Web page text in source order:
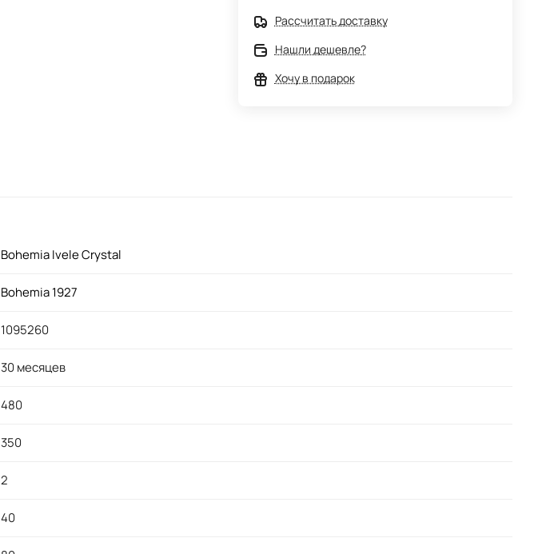
Рассчитать доставку
Нашли дешевле?
Хочу в подарок
Bohemia Ivele Crystal
Bohemia 1927
1095260
30 месяцев
480
350
2
40